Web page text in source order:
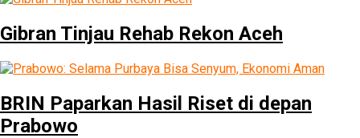
Gibran Tinjau Rehab Rekon Aceh
BRIN Paparkan Hasil Riset di depan
Prabowo